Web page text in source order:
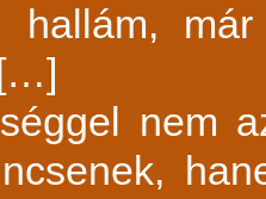
hallám,
nem